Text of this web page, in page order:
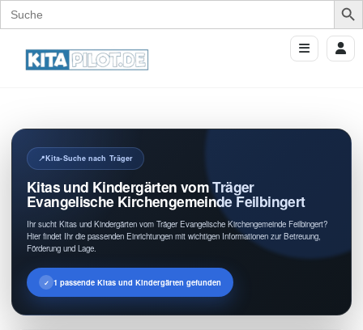
Search
for:
Kita-Suche nach Träger
Kitas und Kindergärten vom Träger
Evangelische Kirchengemeinde Feilbingert
Ihr sucht Kitas und Kindergärten vom Träger Evangelische Kirchengemeinde Feilbingert?
Hier findet Ihr die passenden Einrichtungen mit wichtigen Informationen zur Betreuung,
Förderung und Lage.
1 passende Kitas und Kindergärten gefunden